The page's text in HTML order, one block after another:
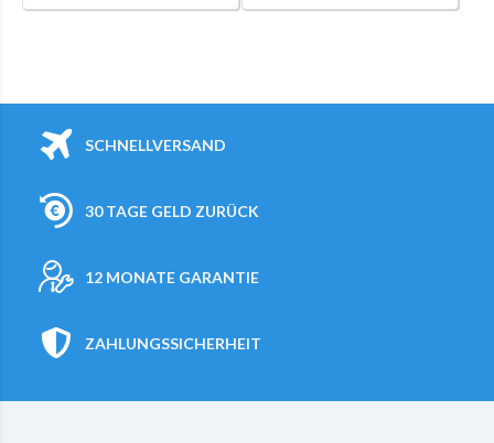
SCHNELLVERSAND
30 TAGE GELD ZURÜCK
12 MONATE GARANTIE
ZAHLUNGSSICHERHEIT